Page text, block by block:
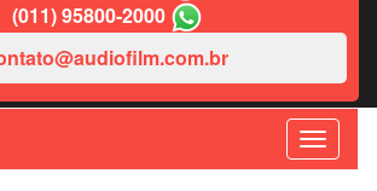
(011) 95800-2000